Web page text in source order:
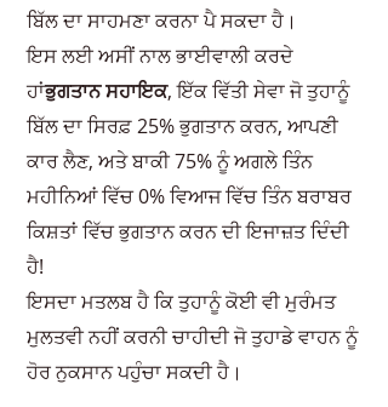
ਬਿੱਲ ਦਾ ਸਾਹਮਣਾ ਕਰਨਾ ਪੈ ਸਕਦਾ ਹੈ।
ਇਸ ਲਈ ਅਸੀਂ ਨਾਲ ਭਾਈਵਾਲੀ ਕਰਦੇ
ਹਾਂਭੁਗਤਾਨ ਸਹਾਇਕ, ਇੱਕ ਵਿੱਤੀ ਸੇਵਾ ਜੋ ਤੁਹਾਨੂੰ
ਬਿੱਲ ਦਾ ਸਿਰਫ਼ 25% ਭੁਗਤਾਨ ਕਰਨ, ਆਪਣੀ
ਕਾਰ ਲੈਣ, ਅਤੇ ਬਾਕੀ 75% ਨੂੰ ਅਗਲੇ ਤਿੰਨ
ਮਹੀਨਿਆਂ ਵਿੱਚ 0% ਵਿਆਜ ਵਿੱਚ ਤਿੰਨ ਬਰਾਬਰ
ਕਿਸ਼ਤਾਂ ਵਿੱਚ ਭੁਗਤਾਨ ਕਰਨ ਦੀ ਇਜਾਜ਼ਤ ਦਿੰਦੀ
ਹੈ!
ਇਸਦਾ ਮਤਲਬ ਹੈ ਕਿ ਤੁਹਾਨੂੰ ਕੋਈ ਵੀ ਮੁਰੰਮਤ
ਮੁਲਤਵੀ ਨਹੀਂ ਕਰਨੀ ਚਾਹੀਦੀ ਜੋ ਤੁਹਾਡੇ ਵਾਹਨ ਨੂੰ
ਹੋਰ ਨੁਕਸਾਨ ਪਹੁੰਚਾ ਸਕਦੀ ਹੈ।